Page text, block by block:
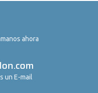
ahora
un E-mail